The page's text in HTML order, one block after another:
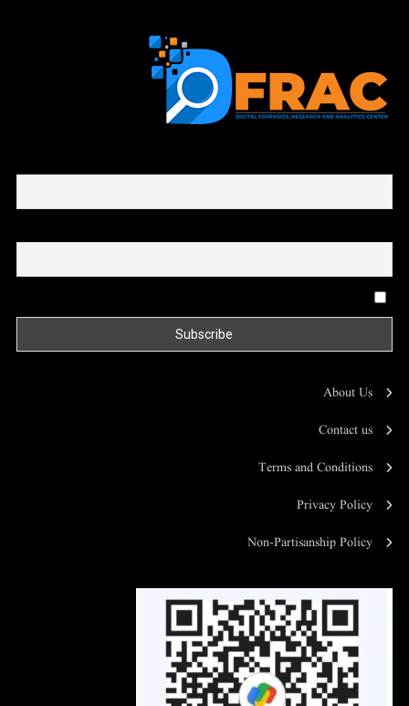
About Us
Contact us
Terms and Conditions
Privacy Policy
Non-Partisanship Policy